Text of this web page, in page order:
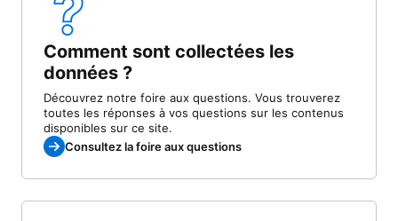
Comment sont collectées les
données ?
Découvrez notre foire aux questions. Vous trouverez
toutes les réponses à vos questions sur les contenus
disponibles sur ce site.
Consultez la foire aux questions